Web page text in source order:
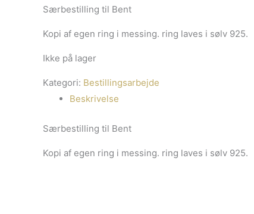
Særbestilling til Bent
Kopi af egen ring i messing. ring laves i sølv 925.
Ikke på lager
Kategori: Bestillingsarbejde
Beskrivelse
Særbestilling til Bent
Kopi af egen ring i messing. ring laves i sølv 925.